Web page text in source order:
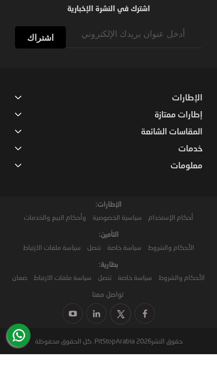
اشترك في النشرة الإخبارية
اشتراك
الإطارات
إطارات ممتازة
المقاسات الشائعة
خدمات
معلومات
الإطارات:
أحكام الإستخدام سياسية الخصوصية وأحكام البيع والخدمات
التأمين:
الأحكام والشروط سياسة خاصة تنصل سياسة ملفات الارتباط
بطارية:
الأحكام والشروط سياسة خاصة تنصل سياسة ملفات الارتباط ضمان
تواصل معنا
حقوق النشر2026 PitStopArabia. كل الحقوق محفوظة